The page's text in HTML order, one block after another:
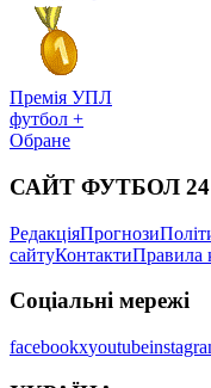
Премія УПЛ
футбол +
Обране
САЙТ ФУТБОЛ 24
РедакціяПрогнози
сайтуКонтактиПравила
Соціальні мережі
facebookxyoutube